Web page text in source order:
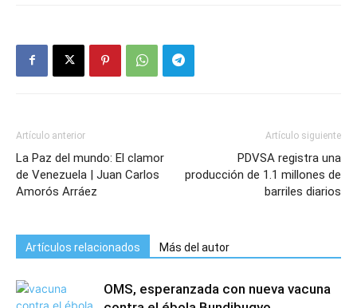
Artículo anterior
La Paz del mundo: El clamor
de Venezuela | Juan Carlos
Amorós Arráez
Artículo siguiente
PDVSA registra una
producción de 1.1 millones de
barriles diarios
Artículos relacionados Más del autor
OMS, esperanzada con nueva vacuna